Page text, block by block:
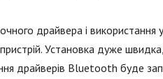
драйвера і використання
Установка дуже
драйверів Bluetooth буде